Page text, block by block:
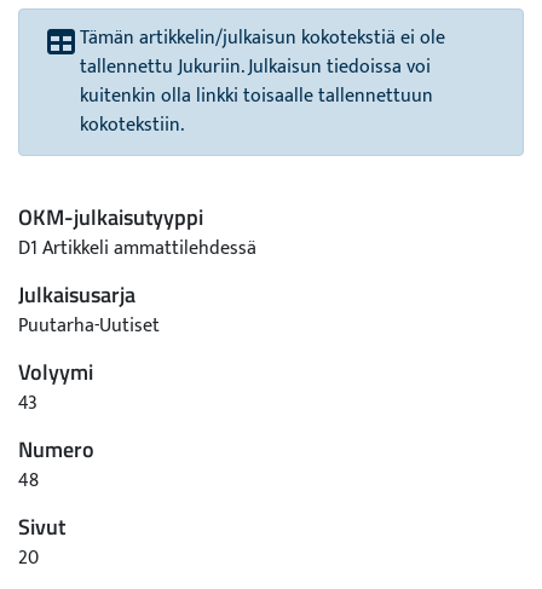
Tämän artikkelin/julkaisun kokotekstiä ei ole
tallennettu Jukuriin. Julkaisun tiedoissa voi
kuitenkin olla linkki toisaalle tallennettuun
kokotekstiin.
OKM-julkaisutyyppi
D1 Artikkeli ammattilehdessä
Julkaisusarja
Puutarha-Uutiset
Volyymi
43
Numero
48
Sivut
20